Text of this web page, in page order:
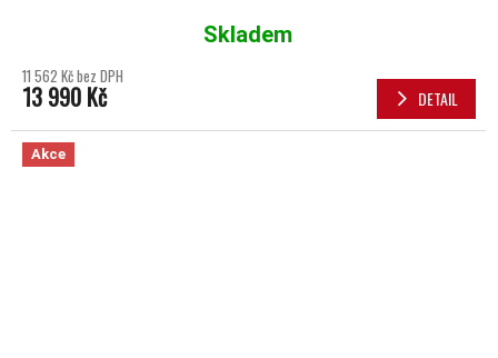
Průměrné hodnocení produktu je 5,0 z 5 hvězdiček.
Skladem
11 562 Kč bez DPH
13 990 Kč DETAIL
Akce